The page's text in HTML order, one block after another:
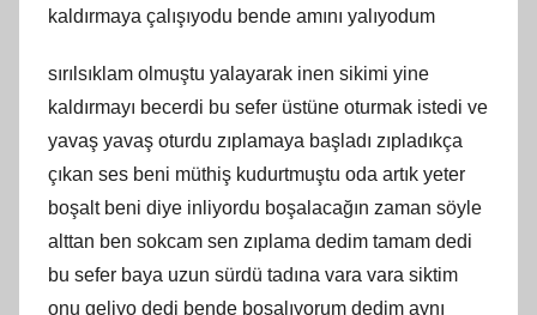
kaldırmaya çalışıyodu bende amını yalıyodum
sırılsıklam olmuştu yalayarak inen sikimi yine
kaldırmayı becerdi bu sefer üstüne oturmak istedi ve
yavaş yavaş oturdu zıplamaya başladı zıpladıkça
çıkan ses beni müthiş kudurtmuştu oda artık yeter
boşalt beni diye inliyordu boşalacağın zaman söyle
alttan ben sokcam sen zıplama dedim tamam dedi
bu sefer baya uzun sürdü tadına vara vara siktim
onu geliyo dedi bende boşalıyorum dedim aynı